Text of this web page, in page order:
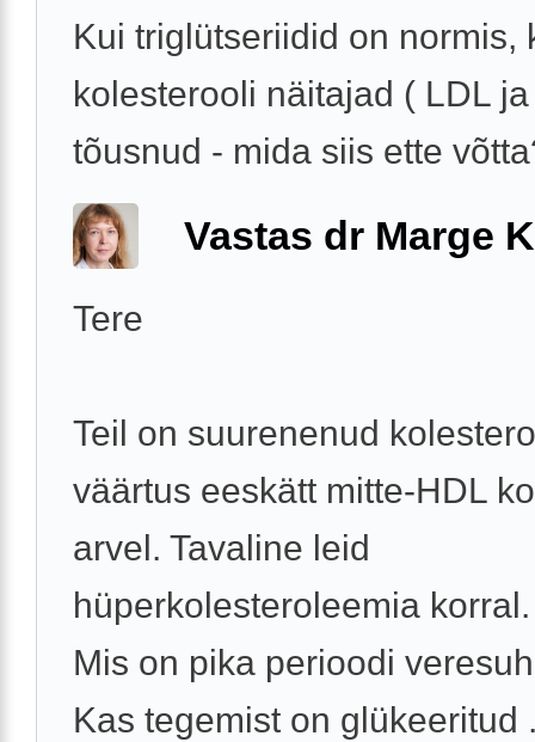
Kui triglütseriidid on normis,
kolesterooli näitajad ( LDL
tõusnud - mida siis ette
Vastas dr Marge
Tere
Teil on suurenenud
väärtus eeskätt mitte-HDL
arvel. Tavaline leid
hüperkolesteroleemia korral.
Mis on pika perioodi
Kas tegemist on glükeeritud